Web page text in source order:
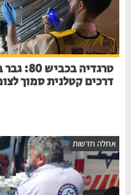
דרכים קטלנית סמוך
אחלה חדשות